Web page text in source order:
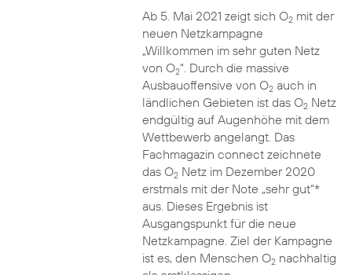
Ab 5. Mai 2021 zeigt sich O2mit der
neuen Netzkampagne
„Willkommen im sehr guten Netz
von O2“. Durch die massive
Ausbauoffensive von O2auch in
ländlichen Gebieten ist das O2Netz
endgültig auf Augenhöhe mit dem
Wettbewerb angelangt. Das
Fachmagazin connect zeichnete
das O2Netz im Dezember 2020
erstmals mit der Note „sehr gut“*
aus. Dieses Ergebnis ist
Ausgangspunkt für die neue
Netzkampagne. Ziel der Kampagne
ist es, den Menschen O2nachhaltig